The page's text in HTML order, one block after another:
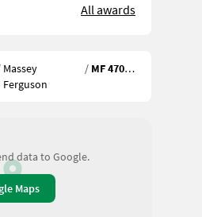
All awards
Massey
Ferguson
/ MF 4708 M
data to Google.
Maps